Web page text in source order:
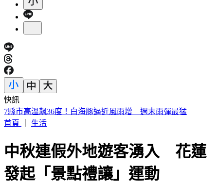
快訊
被選上國民法官該怎麼辦? 司法院廣告
首頁
生活
中秋連假外地遊客湧入 花蓮
發起「景點禮讓」運動